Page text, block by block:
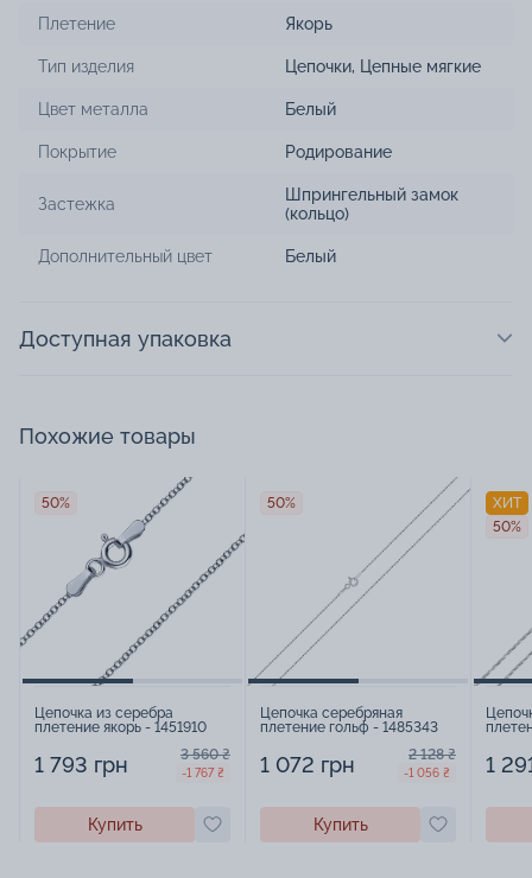
Плетение Якорь
Тип изделия Цепочки, Цепные мягкие
Цвет металла Белый
Покрытие Родирование
Застежка
Шпрингельный замок
(кольцо)
Дополнительный цвет Белый
Доступная упаковка
Похожие товары
50%
Цепочка из серебра
плетение якорь - 1451910
1 793 грн 3 560 ₴
-1 767 ₴
Купить
50%
Цепочка серебряная
плетение гольф - 1485343
1 072 грн 2 128 ₴
-1 056 ₴
Купить
ХИТ
50%
1